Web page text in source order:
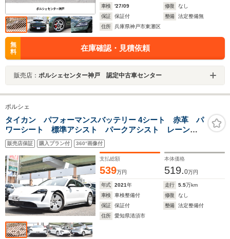
車検
'27/09 修復
なし
保証
保証付 整備
法定整備無
住所
兵庫県神戸市東灘区
無
料
在庫確認・見積依頼
販売店： ポルシェセンター神戸 認定中古車センター
ポルシェ
タイカン パフォーマンスバッテリー 4シート 赤革 パ
ワーシート 標準アシスト パークアシスト レーンキ
ープアシスト レーンチェンジアシスト 360カメラ
ACC PASM LEDヘッドライト 純正HDD 純正
19AW
販売店保証 購入プラン付 360°画像付
支払総額
539万円
本体価格
519.0万円
年式 2021年 走行 5.5万km
車検
車検整備付 修復
なし
保証
保証付 整備
法定整備付
住所
愛知県清須市